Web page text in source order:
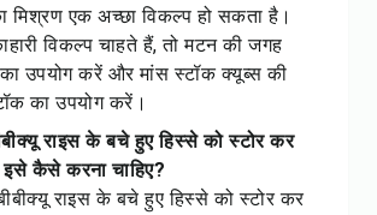
मिश्रण एक अच्छा विकल्प हो सकता है।
विकल्प चाहते हैं, तो मटन की जगह
का उपयोग करें और मांस स्टॉक क्यूब्स की
का उपयोग करें।
राइस के बचे हुए हिस्से को स्टोर कर
कैसे करना चाहिए?
राइस के बचे हुए हिस्से को स्टोर कर